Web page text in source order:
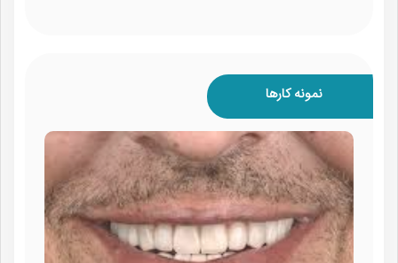
نمونه کارها